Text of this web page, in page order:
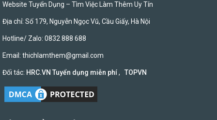
Website Tuyển Dụng – Tìm Việc Làm Thêm Uy Tín
Địa chỉ: Số 179, Nguyễn Ngọc Vũ, Cầu Giấy, Hà Nội
Hotline/ Zalo: 0832 888 688
Email: thichlamthem@gmail.com
Đối tác: HRC.VN Tuyển dụng miễn phí, TOPVN